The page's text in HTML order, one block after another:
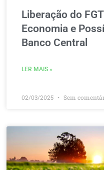
Liberação do
Economia e
Banco Central
LER MAIS »
02/03/2025 Sem